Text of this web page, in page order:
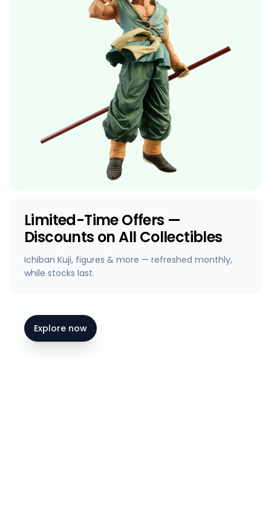
Limited-Time Offers —
Discounts on All Collectibles
Ichiban Kuji, figures & more — refreshed monthly,
while stocks last.
Explore now